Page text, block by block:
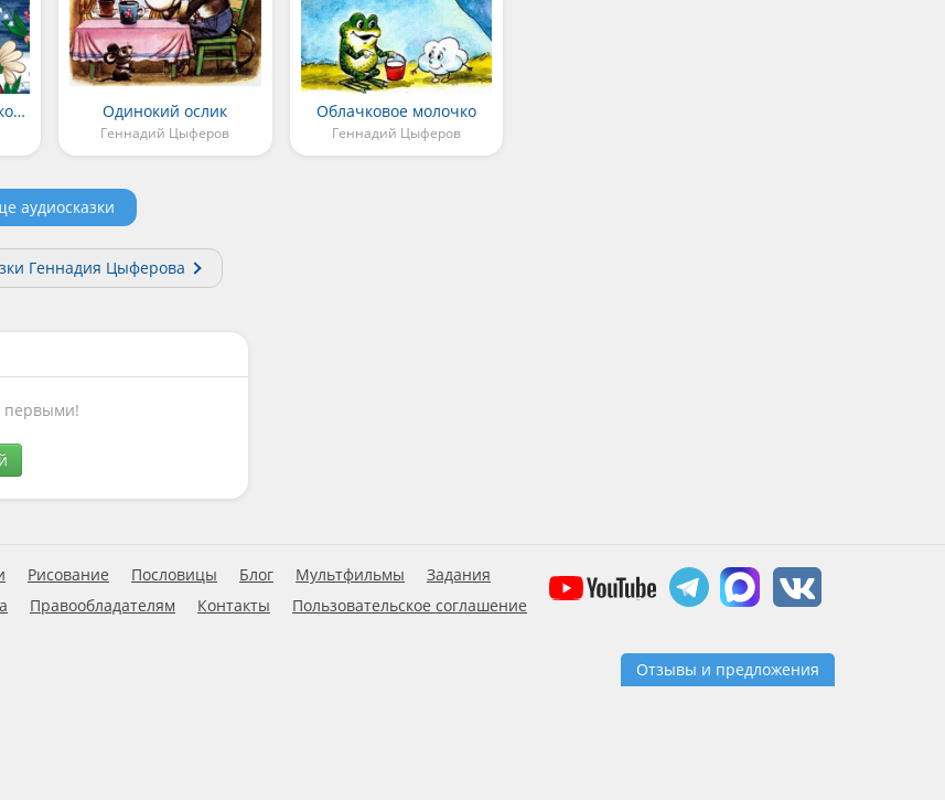
Паровозик из Ромашково Одинокий ослик
Геннадий Цыферов
Облачковое молочко
Геннадий Цыферов
аудиосказки
Геннадия Цыферова
первыми!
Рисование Пословицы Блог Мультфильмы
Задания
Правообладателям Контакты
Пользовательское соглашение
Отзывы и предложения